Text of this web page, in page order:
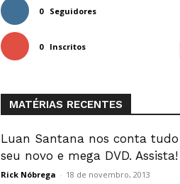
0 Seguidores
0 Inscritos
MATÉRIAS RECENTES
Luan Santana nos conta tudo
seu novo e mega DVD. Assista!
Rick Nóbrega - 18 de novembro, 2013